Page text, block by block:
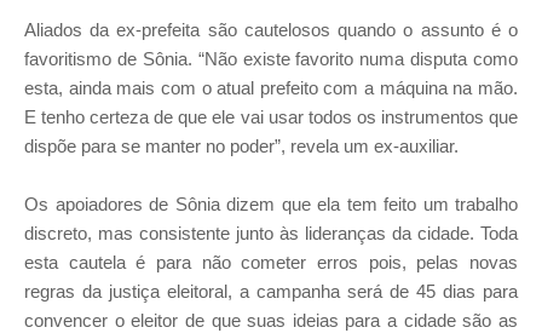
Aliados da ex-prefeita são cautelosos quando o assunto é o
favoritismo de Sônia. “Não existe favorito numa disputa como
esta, ainda mais com o atual prefeito com a máquina na mão.
E tenho certeza de que ele vai usar todos os instrumentos que
dispõe para se manter no poder”, revela um ex-auxiliar.
Os apoiadores de Sônia dizem que ela tem feito um trabalho
discreto, mas consistente junto às lideranças da cidade. Toda
esta cautela é para não cometer erros pois, pelas novas
regras da justiça eleitoral, a campanha será de 45 dias para
convencer o eleitor de que suas ideias para a cidade são as